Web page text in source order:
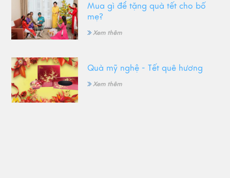
Mua gì để tặng quà tết cho bố
mẹ?
Xem thêm
Quà mỹ nghệ - Tết quê hương
Xem thêm